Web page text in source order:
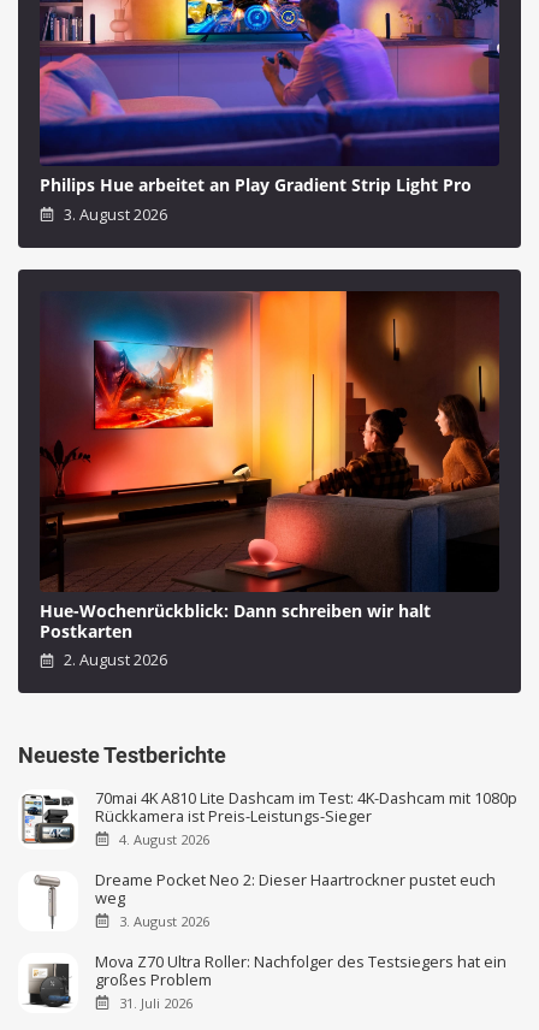
Philips Hue arbeitet an Play Gradient Strip Light Pro
3. August 2026
Hue-Wochenrückblick: Dann schreiben wir halt
Postkarten
2. August 2026
Neueste Testberichte
70mai 4K A810 Lite Dashcam im Test: 4K-Dashcam mit 1080p
Rückkamera ist Preis-Leistungs-Sieger
4. August 2026
Dreame Pocket Neo 2: Dieser Haartrockner pustet euch
weg
3. August 2026
Mova Z70 Ultra Roller: Nachfolger des Testsiegers hat ein
großes Problem
31. Juli 2026